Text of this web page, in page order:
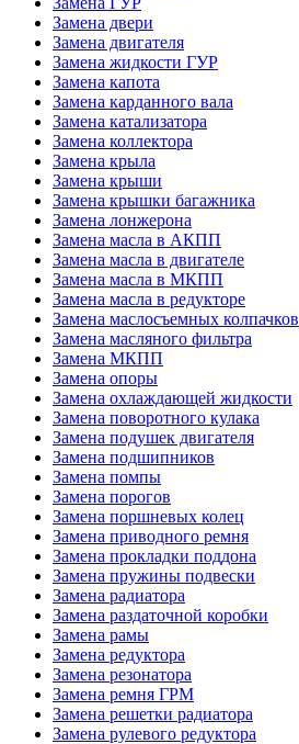
Замена двери
Замена двигателя
Замена жидкости ГУР
Замена капота
Замена карданного вала
Замена катализатора
Замена коллектора
Замена крыла
Замена крыши
Замена крышки багажника
Замена лонжерона
Замена масла в АКПП
Замена масла в двигателе
Замена масла в МКПП
Замена масла в редукторе
Замена маслосъемных колпачков
Замена масляного фильтра
Замена МКПП
Замена опоры
Замена охлаждающей жидкости
Замена поворотного кулака
Замена подушек двигателя
Замена подшипников
Замена помпы
Замена порогов
Замена поршневых колец
Замена приводного ремня
Замена прокладки поддона
Замена пружины подвески
Замена радиатора
Замена раздаточной коробки
Замена рамы
Замена редуктора
Замена резонатора
Замена ремня ГРМ
Замена решетки радиатора
Замена рулевого редуктора